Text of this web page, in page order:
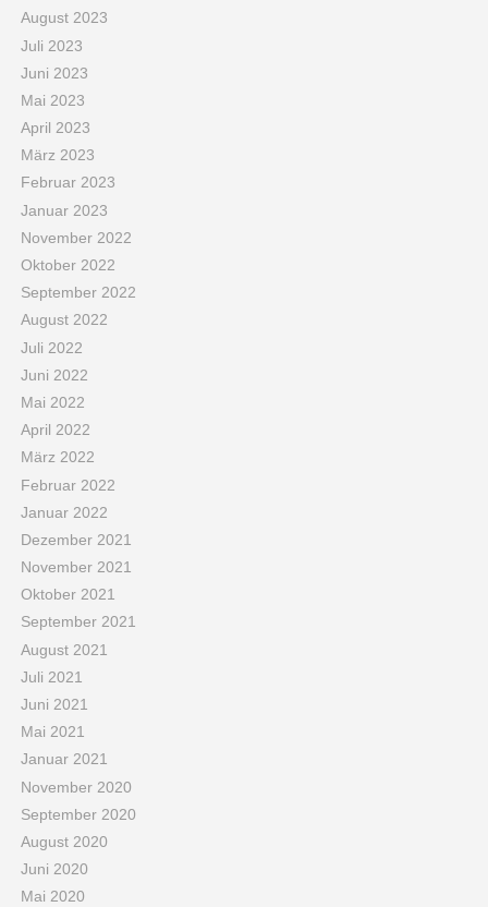
August 2023
Juli 2023
Juni 2023
Mai 2023
April 2023
März 2023
Februar 2023
Januar 2023
November 2022
Oktober 2022
September 2022
August 2022
Juli 2022
Juni 2022
Mai 2022
April 2022
März 2022
Februar 2022
Januar 2022
Dezember 2021
November 2021
Oktober 2021
September 2021
August 2021
Juli 2021
Juni 2021
Mai 2021
Januar 2021
November 2020
September 2020
August 2020
Juni 2020
Mai 2020